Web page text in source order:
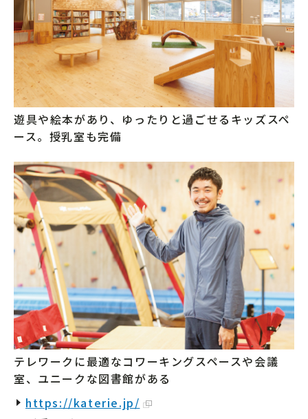
遊具や絵本があり、ゆったりと過ごせるキッズスペ
ース。授乳室も完備
テレワークに最適なコワーキングスペースや会議
室、ユニークな図書館がある
https://katerie.jp/